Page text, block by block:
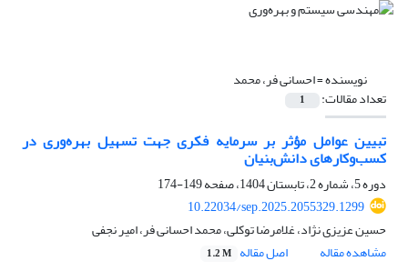
نویسنده =احسانی فر، محمد
تعداد مقالات: 1
تبیین عوامل مؤثر بر سرمایه فکری جهت تسهیل بهره‌وری در
کسب‌و‌کارهای دانش‌بنیان
دوره 5، شماره 2، تابستان 1404، صفحه
149-174
10.22034/sep.2025.2055329.1299
حسین عزیزی نژاد، غلامرضا توکلی، محمد احسانی فر، امیر نجفی
مشاهده مقاله
اصل مقاله 1.2 M